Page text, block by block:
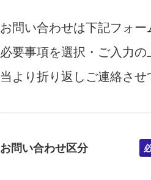
お問い合わせは下記フォー
必要事項を選択・ご入力
当より折り返しご連絡させ
お問い合わせ区分